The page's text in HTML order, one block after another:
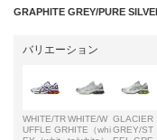
バリエーション
WHITE/TR
UFFLE GR
WHITE/W
HITE（whi
GLACIER
GREY/ST